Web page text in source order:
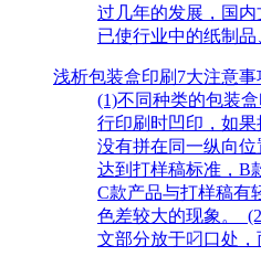
过几年的发展，国
已使行业中的纸制
浅析包装盒印刷7大注意事
(1)不同种类的包装
行印刷时凹印，如
没有拼在同一纵向
达到打样稿标准，B
C款产品与打样稿有
色差较大的现象。
文部分放于叼口处，